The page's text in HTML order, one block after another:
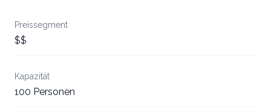
Preissegment
$$
Kapazität
100 Personen